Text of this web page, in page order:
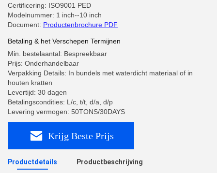
Certificering: ISO9001 PED
Modelnummer: 1 inch--10 inch
Document: Productenbrochure PDF
Betaling & het Verschepen Termijnen
Min. bestelaantal: Bespreekbaar
Prijs: Onderhandelbaar
Verpakking Details: In bundels met waterdicht materiaal of in
houten kratten
Levertijd: 30 dagen
Betalingscondities: L/c, t/t, d/a, d/p
Levering vermogen: 50TONS/30DAYS
Krijg Beste Prijs
Productdetails Productbeschrijving